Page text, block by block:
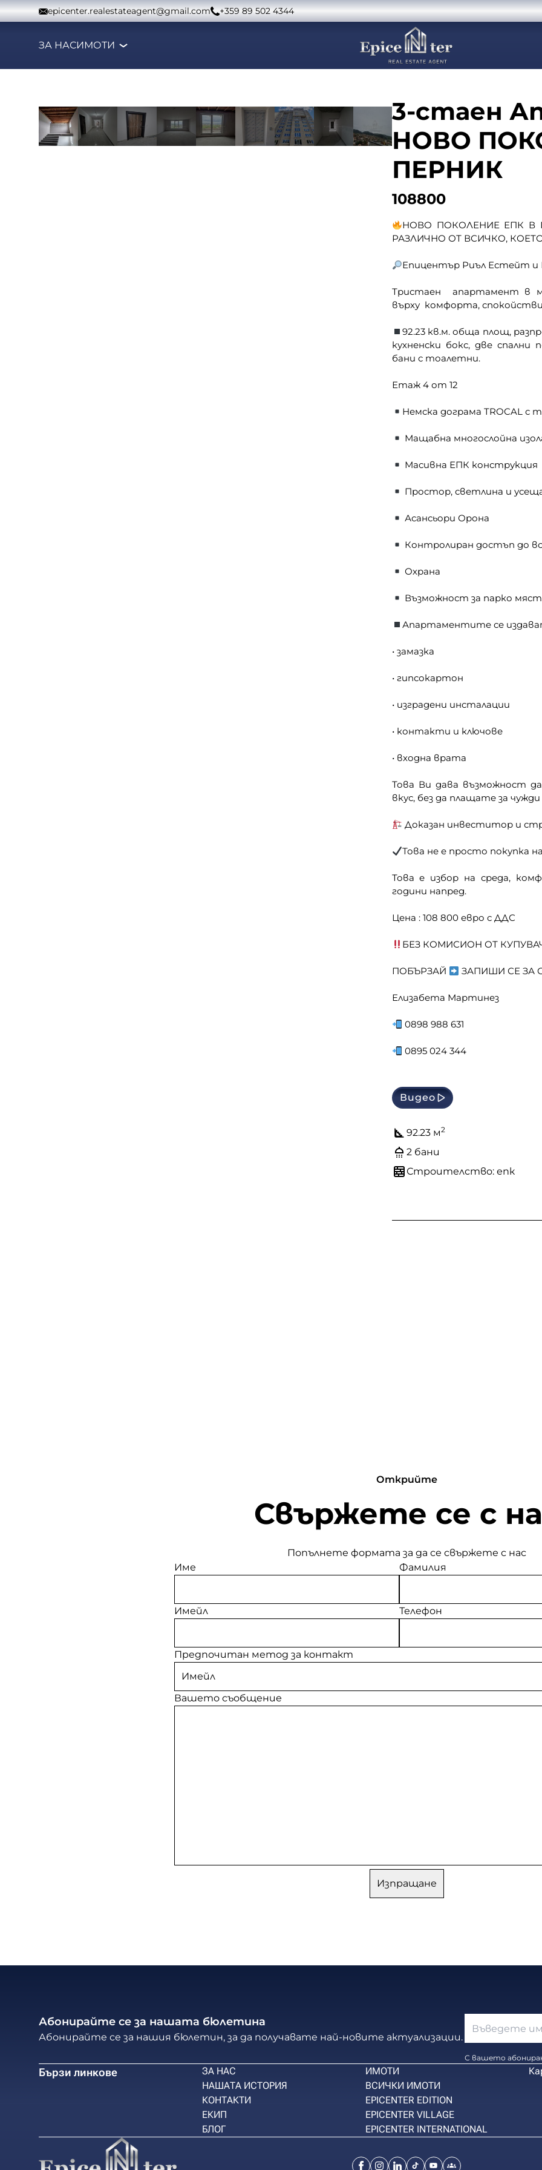
Към съдържанието
epicenter.realestateagent@gmail.com +359 89 502 4344
ЗА НАСИМОТИ
3-стаен
НОВО
ПЕРНИК
108800
НОВО ПОКОЛЕНИЕ ЕПК
РАЗЛИЧНО ОТ ВСИЧКО,
Епицентър Риъл Естейт и
Тристаен апартамент в
върху комфорта,
92.23 кв.м. обща площ,
кухненски бокс, две
бани с тоалетни.
Етаж 4 от 12
Немска дограма TROCAL с
Мащабна многослойна
Масивна ЕПК конструкция
Простор, светлина и
Асансьори Орона
Контролиран достъп до
Охрана
Възможност за парко
Апартаментите се
• замазка
• гипсокартон
• изградени инсталации
• контакти и ключове
• входна врата
Това Ви дава възможност
вкус, без да плащате за
Доказан инвеститор и
Това не е просто покупка
Това е избор на среда,
години напред.
Цена : 108 800 евро с ДДС
БЕЗ КОМИСИОН ОТ
ПОБЪРЗАЙ ЗАПИШИ СЕ ЗА
Елизабета Мартинез
0898 988 631
0895 024 344
Видео
92.23 м2
2 бани
Строителство: епк
Открийте
Свържете се с
Попълнете формата за да се свържете с нас
Име
Фамилия
Имейл Телефон
Предпочитан метод за контакт
Вашето съобщение
Абонирайте се за нашата бюлетина
Абонирайте се за нашия бюлетин, за да получавате най-новите актуализации.
С вашето
Бързи линкове
ЗА НАС
НАШАТА ИСТОРИЯ
КОНТАКТИ
ЕКИП
БЛОГ
ИМОТИ
ВСИЧКИ ИМОТИ
EPICENTER EDITION
EPICENTER VILLAGE
EPICENTER INTERNATIONAL